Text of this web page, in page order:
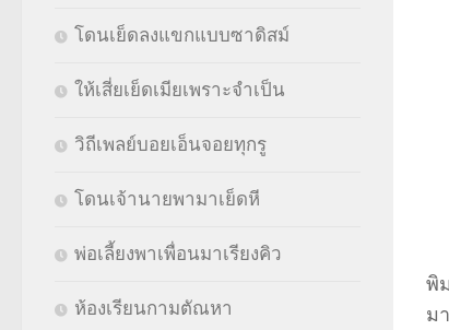
พิ
ม
โดนเย็ดลงแขกแบบซาดิสม์
ให้เสี่ยเย็ดเมียเพราะจำเป็น
วิถีเพลย์บอยเอ็นจอยทุกรู
โดนเจ้านายพามาเย็ดหี
พ่อเลี้ยงพาเพื่อนมาเรียงคิว
ห้องเรียนกามตัณหา